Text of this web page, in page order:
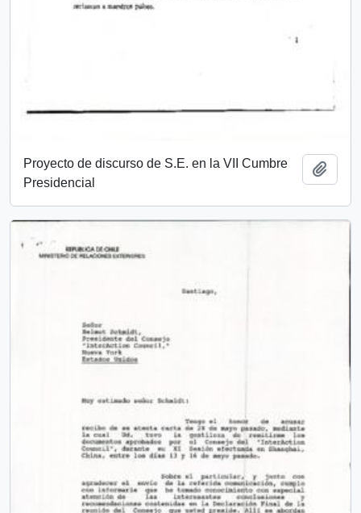
Proyecto de discurso de S.E. en la VII Cumbre
Presidencial